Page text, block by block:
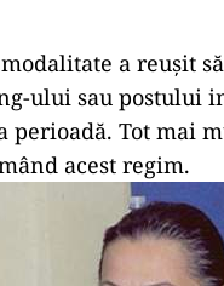
a reușit
ului sau postului
Tot mai
acest regim.